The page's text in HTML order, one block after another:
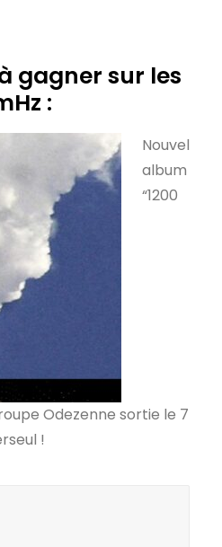
gagner sur les
:
Nouvel
album
“1200
Odezenne sortie le 7
!